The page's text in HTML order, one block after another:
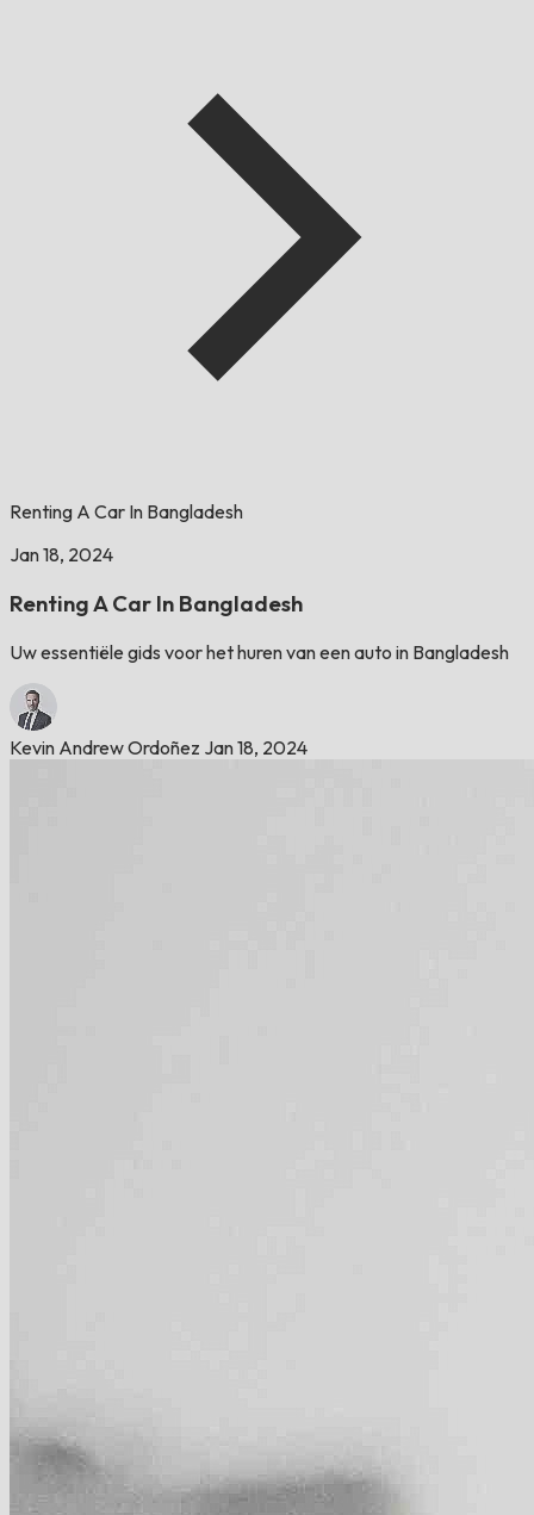
Renting A Car In Bangladesh
Jan 18, 2024
Renting A Car In Bangladesh
Uw essentiële gids voor het huren van een auto in Bangladesh
Kevin Andrew Ordoñez Jan 18, 2024